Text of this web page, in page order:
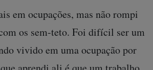
É isso que se tem nas
são autogeridas, todas as
são custeadas pelos
que funciona.